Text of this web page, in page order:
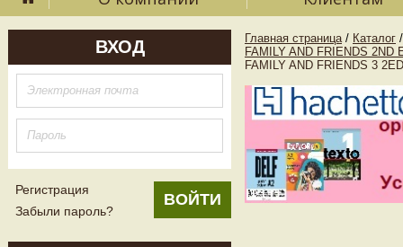
ВХОД
Регистрация
Забыли пароль?
Главная страница / Каталог /
FAMILY AND FRIENDS
FAMILY AND FRIENDS 3